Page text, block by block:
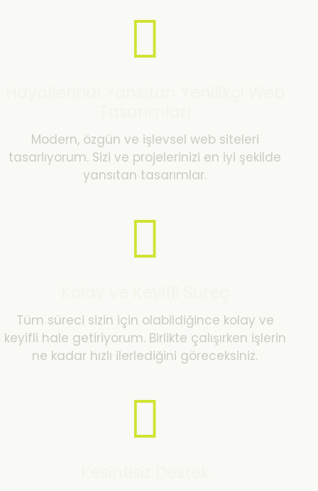
Modern, özgün ve işlevsel web siteleri
tasarlıyorum. Sizi ve projelerinizi en iyi şekilde
yansıtan tasarımlar.
Tüm süreci sizin için olabildiğince kolay ve
keyifli hale getiriyorum. Birlikte çalışırken işlerin
ne kadar hızlı ilerlediğini göreceksiniz.